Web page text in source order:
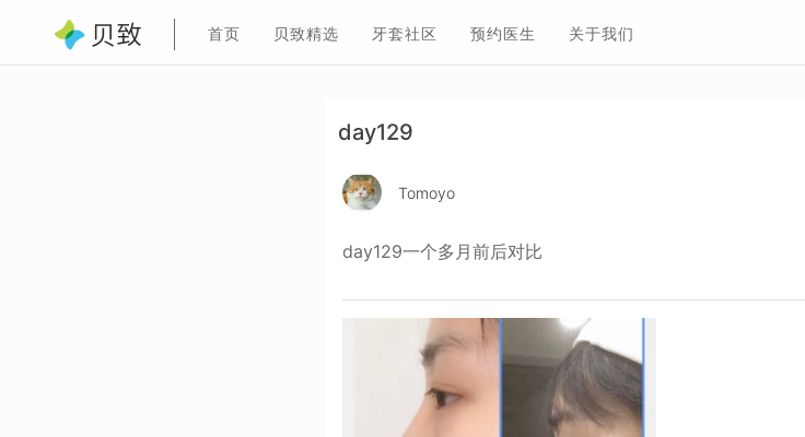
首页 贝致精选 牙套社区 预约医生 关于我们
day129
Tomoyo
day129一个多月前后对比